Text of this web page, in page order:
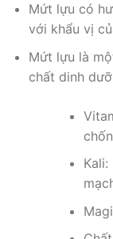
Mứt lựu có
với khẩu vị
Mứt lựu là
chất dinh